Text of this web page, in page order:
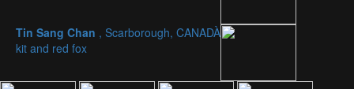
Tin Sang Chan , Scarborough, CANADÀ
kit and red fox